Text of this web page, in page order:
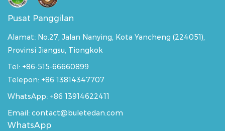
Pusat Panggilan
Alamat: No.27, Jalan Nanying, Kota Yancheng (224051),
Provinsi Jiangsu, Tiongkok
Tel: +86-515-66660899
Telepon: +86 13814347707
WhatsApp: +86 13914622411
Email: contact@buletedan.com
WhatsApp